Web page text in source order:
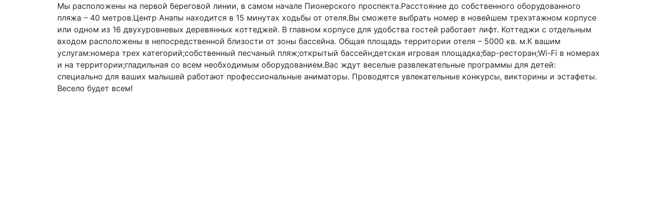
Мы расположены на первой береговой линии, в самом начале Пионерского проспекта.Расстояние до собственного оборудованного
пляжа – 40 метров.Центр Анапы находится в 15 минутах ходьбы от отеля.Вы сможете выбрать номер в новейшем трехэтажном корпусе
или одном из 16 двухуровневых деревянных коттеджей. В главном корпусе для удобства гостей работает лифт. Коттеджи с отдельным
входом расположены в непосредственной близости от зоны бассейна. Общая площадь территории отеля – 5000 кв. м.К вашим
услугам:номера трех категорий;собственный песчаный пляж;открытый бассейн;детская игровая площадка;бар-ресторан;Wi-Fi в номерах
и на территории;гладильная со всем необходимым оборудованием.Вас ждут веселые развлекательные программы для детей:
специально для ваших малышей работают профессиональные аниматоры. Проводятся увлекательные конкурсы, викторины и эстафеты.
Весело будет всем!